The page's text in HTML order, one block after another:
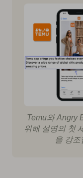
Temu와 Angry
위해 설명의 첫
을 강조